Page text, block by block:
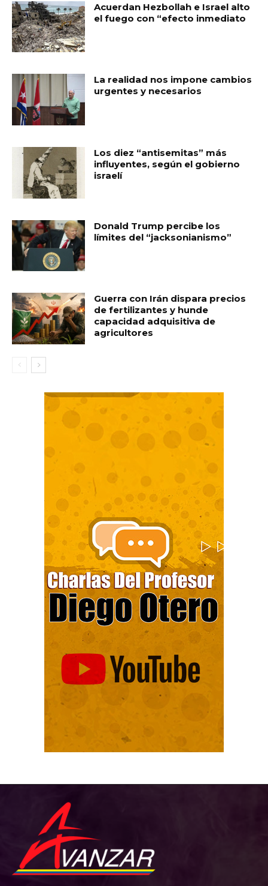
Acuerdan Hezbollah e Israel alto
el fuego con “efecto inmediato
La realidad nos impone cambios
urgentes y necesarios
Los diez “antisemitas” más
influyentes, según el gobierno
israelí
Donald Trump percibe los
límites del “jacksonianismo”
Guerra con Irán dispara precios
de fertilizantes y hunde
capacidad adquisitiva de
agricultores